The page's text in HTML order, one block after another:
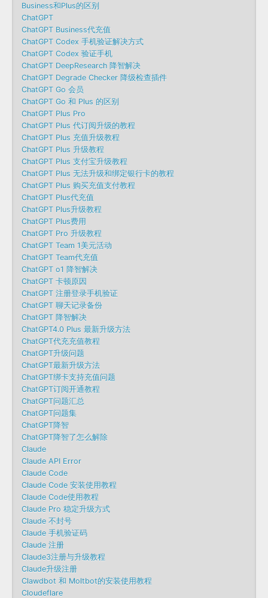
Business和Plus的区别
ChatGPT
ChatGPT Business代充值
ChatGPT Codex 手机验证解决方式
ChatGPT Codex 验证手机
ChatGPT DeepResearch 降智解决
ChatGPT Degrade Checker 降级检查插件
ChatGPT Go 会员
ChatGPT Go 和 Plus 的区别
ChatGPT Plus Pro
ChatGPT Plus 代订阅升级的教程
ChatGPT Plus 充值升级教程
ChatGPT Plus 升级教程
ChatGPT Plus 支付宝升级教程
ChatGPT Plus 无法升级和绑定银行卡的教程
ChatGPT Plus 购买充值支付教程
ChatGPT Plus代充值
ChatGPT Plus升级教程
ChatGPT Plus费用
ChatGPT Pro 升级教程
ChatGPT Team 1美元活动
ChatGPT Team代充值
ChatGPT o1 降智解决
ChatGPT 卡顿原因
ChatGPT 注册登录手机验证
ChatGPT 聊天记录备份
ChatGPT 降智解决
ChatGPT4.0 Plus 最新升级方法
ChatGPT代充充值教程
ChatGPT升级问题
ChatGPT最新升级方法
ChatGPT绑卡支持充值问题
ChatGPT订阅开通教程
ChatGPT问题汇总
ChatGPT问题集
ChatGPT降智
ChatGPT降智了怎么解除
Claude
Claude API Error
Claude Code
Claude Code 安装使用教程
Claude Code使用教程
Claude Pro 稳定升级方式
Claude 不封号
Claude 手机验证码
Claude 注册
Claude3注册与升级教程
Claude升级注册
Clawdbot 和 Moltbot的安装使用教程
Cloudeflare